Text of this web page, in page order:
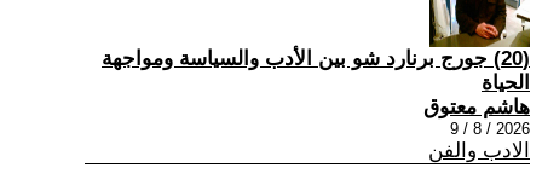
(20) جورج برنارد شو بين الأدب والسياسة ومواجهة
الحياة
هاشم معتوق
2026 / 8 / 9
الادب والفن